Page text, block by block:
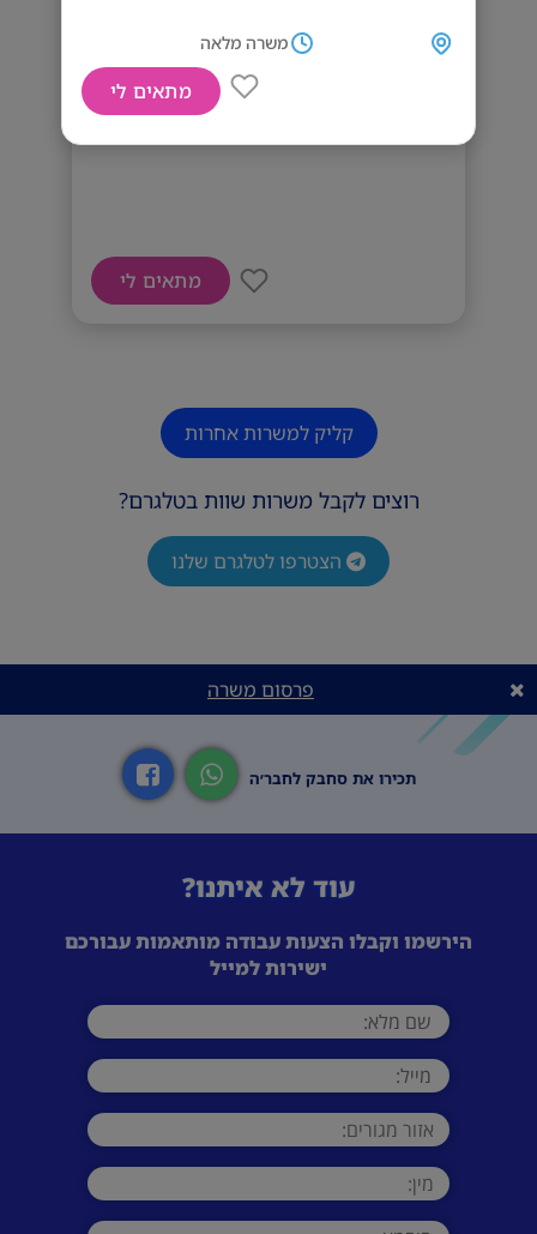
משרה מלאה
מתאים לידרושים/ות למפעל באזור כרמיאל!
מתאים לי
קליק למשרות אחרות
רוצים לקבל משרות שוות בטלגרם?
הצטרפו לטלגרם שלנו
פרסום משרה
תכירו את סחבק לחבר׳ה
עוד לא איתנו?
הירשמו וקבלו הצעות עבודה מותאמות עבורכם
ישירות למייל